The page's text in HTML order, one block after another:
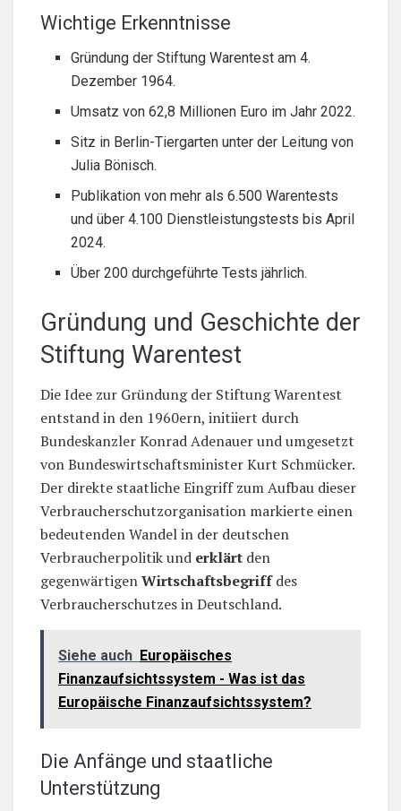
Wichtige Erkenntnisse
Gründung der Stiftung Warentest am 4.
Dezember 1964.
Umsatz von 62,8 Millionen Euro im Jahr 2022.
Sitz in Berlin-Tiergarten unter der Leitung von
Julia Bönisch.
Publikation von mehr als 6.500 Warentests
und über 4.100 Dienstleistungstests bis April
2024.
Über 200 durchgeführte Tests jährlich.
Gründung und Geschichte der
Stiftung Warentest
Die Idee zur Gründung der Stiftung Warentest
entstand in den 1960ern, initiiert durch
Bundeskanzler Konrad Adenauer und umgesetzt
von Bundeswirtschaftsminister Kurt Schmücker.
Der direkte staatliche Eingriff zum Aufbau dieser
Verbraucherschutzorganisation markierte einen
bedeutenden Wandel in der deutschen
Verbraucherpolitik und erklärt den
gegenwärtigenWirtschaftsbegriffdes
Verbraucherschutzes in Deutschland.
Siehe auch Europäisches
Finanzaufsichtssystem - Was ist das
Europäische Finanzaufsichtssystem?
Die Anfänge und staatliche
Unterstützung